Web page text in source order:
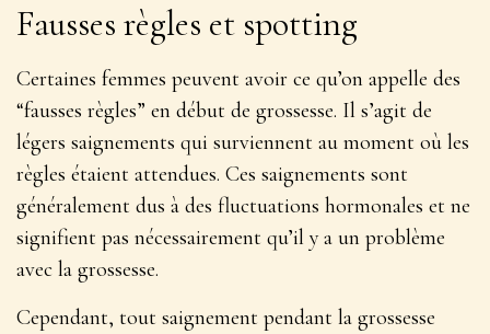
Fausses règles et spotting
Certaines femmes peuvent avoir ce qu’on appelle des
“fausses règles” en début de grossesse. Il s’agit de
légers saignements qui surviennent au moment où les
règles étaient attendues. Ces saignements sont
généralement dus à des fluctuations hormonales et ne
signifient pas nécessairement qu’il y a un problème
avec la grossesse.
Cependant, tout saignement pendant la grossesse